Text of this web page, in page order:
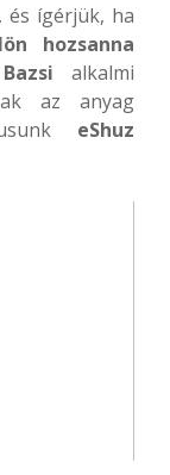
, és ígérjük, ha
hozsanna
alkalmi
az anyag
eShuz